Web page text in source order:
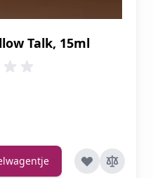
Talk, 15ml